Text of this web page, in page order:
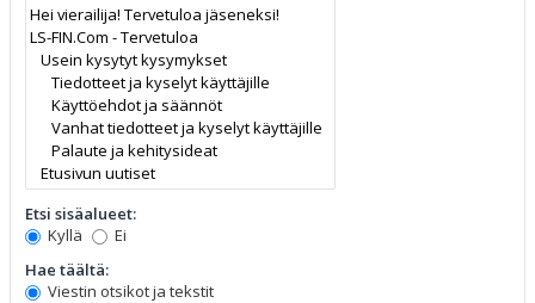
Etsi sisäalueet:
Kyllä
Ei
Hae täältä:
Viestin otsikot ja tekstit